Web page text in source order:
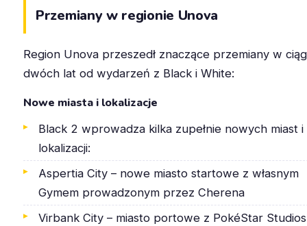
Przemiany w regionie Unova
Region Unova przeszedł znaczące przemiany w
dwóch lat od wydarzeń z Black i White:
Nowe miasta i lokalizacje
Black 2 wprowadza kilka zupełnie nowych miast i
lokalizacji:
Aspertia City – nowe miasto startowe z własnym
Gymem prowadzonym przez Cherena
Virbank City – miasto portowe z PokéStar